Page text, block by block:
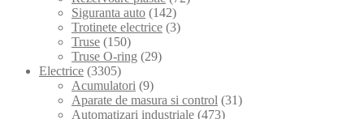
Siguranta auto (142)
Trotinete electrice (3)
Truse (150)
Truse O-ring (29)
Electrice (3305)
Acumulatori (9)
Aparate de masura si control (31)
Automatizari industriale (473)